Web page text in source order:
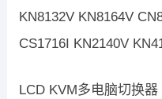
KN8132V KN8164V
CS1716I KN2140V
LCD KVM多电脑切换器